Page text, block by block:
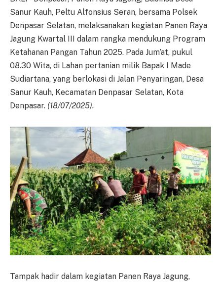
Sanur Kauh, Peltu Alfonsius Seran, bersama Polsek
Denpasar Selatan, melaksanakan kegiatan Panen Raya
Jagung Kwartal III dalam rangka mendukung Program
Ketahanan Pangan Tahun 2025. Pada Jum’at, pukul
08.30 Wita, di Lahan pertanian milik Bapak I Made
Sudiartana, yang berlokasi di Jalan Penyaringan, Desa
Sanur Kauh, Kecamatan Denpasar Selatan, Kota
Denpasar. (18/07/2025).
Tampak hadir dalam kegiatan Panen Raya Jagung,